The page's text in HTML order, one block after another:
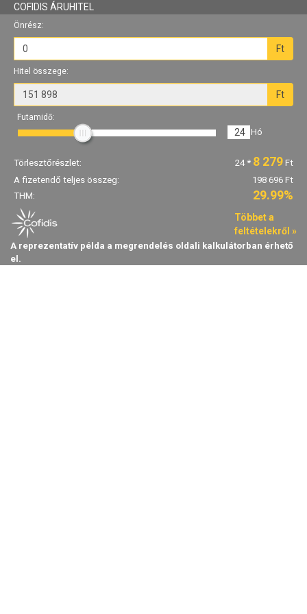
COFIDIS ÁRUHITEL
Önrész:
Ft
Hitel összege:
Ft
Futamidő:
24 Hó
Törlesztőrészlet: 24* 8 279 Ft
A fizetendő teljes összeg:
198 696 Ft
THM:
29.99%
Többet a
feltételekről »
A reprezentatív példa a megrendelés oldali kalkulátorban érhető
el.